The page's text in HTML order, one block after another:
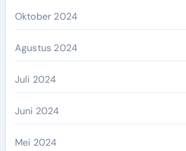
Oktober 2024
Agustus 2024
Juli 2024
Juni 2024
Mei 2024